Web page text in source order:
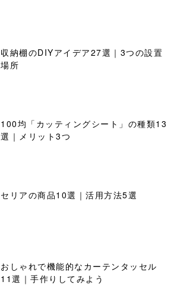
収納棚のDIYアイデア27選｜3つの設置
場所
100均「カッティングシート」の種類13
選｜メリット3つ
セリアの商品10選｜活用方法5選
おしゃれで機能的なカーテンタッセル
11選｜手作りしてみよう